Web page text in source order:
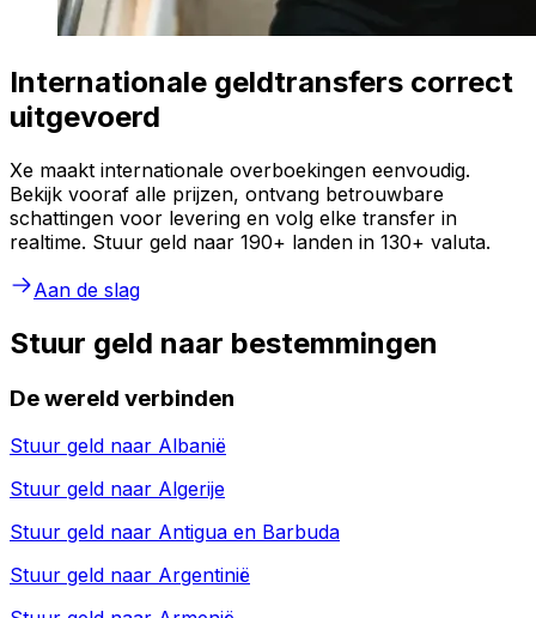
Internationale geldtransfers correct
uitgevoerd
Xe maakt internationale overboekingen eenvoudig.
Bekijk vooraf alle prijzen, ontvang betrouwbare
schattingen voor levering en volg elke transfer in
realtime. Stuur geld naar 190+ landen in 130+ valuta.
Aan de slag
Stuur geld naar bestemmingen
De wereld verbinden
Stuur geld naar Albanië
Stuur geld naar Algerije
Stuur geld naar Antigua en Barbuda
Stuur geld naar Argentinië